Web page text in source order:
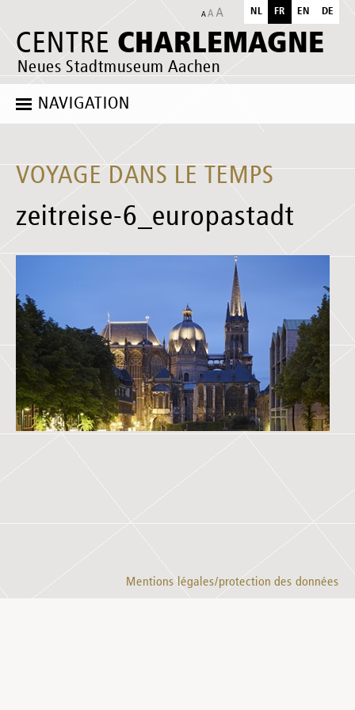
CENTRE CHARLEMAGNE
Neues Stadtmuseum Aachen
NL FR EN DE
NAVIGATION
VOYAGE DANS LE TEMPS
zeitreise-6_europastadt
Mentions légales/protection des données